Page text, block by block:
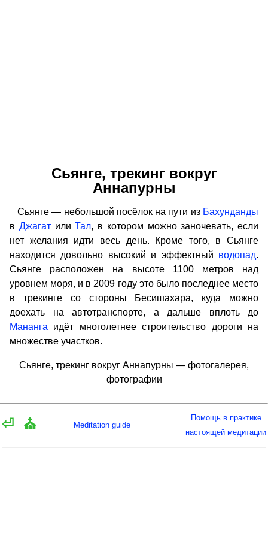
Сьянге, трекинг вокруг
Аннапурны
Сьянге — небольшой посёлок на пути из Бахунданды
в ДжагатилиТал, в котором можно заночевать, если
нет желания идти весь день. Кроме того, в Сьянге
находится довольно высокий и эффектный водопад.
Сьянге расположен на высоте 1100 метров над
уровнем моря, и в 2009 году это было последнее место
в трекинге со стороны Бесишахара, куда можно
доехать на автотранспорте, а дальше вплоть до
Мананга идёт многолетнее строительство дороги на
множестве участков.
Сьянге, трекинг вокруг Аннапурны — фотогалерея,
фотографии
⏎ ⛪ Meditation guide
Помощь в практике
настоящей медитации